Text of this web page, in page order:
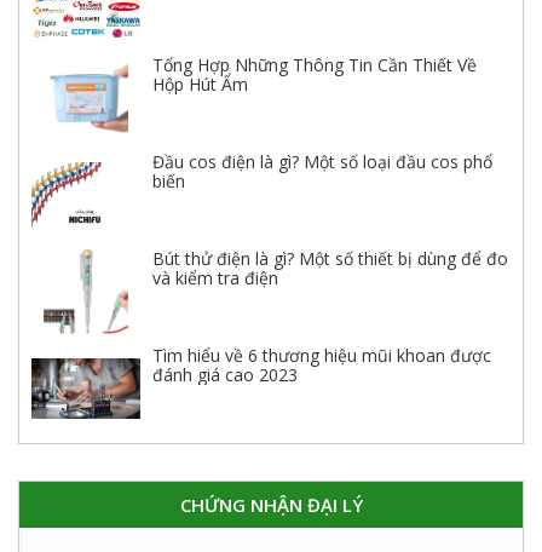
Tổng Hợp Những Thông Tin Cần Thiết Về
Hộp Hút Ẩm
Đầu cos điện là gì? Một số loại đầu cos phổ
biến
Bút thử điện là gì? Một số thiết bị dùng để đo
và kiểm tra điện
Tìm hiểu về 6 thương hiệu mũi khoan được
đánh giá cao 2023
CHỨNG NHẬN ĐẠI LÝ